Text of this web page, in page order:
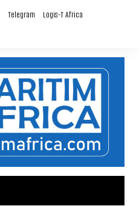
Telegram Logis-T Africa